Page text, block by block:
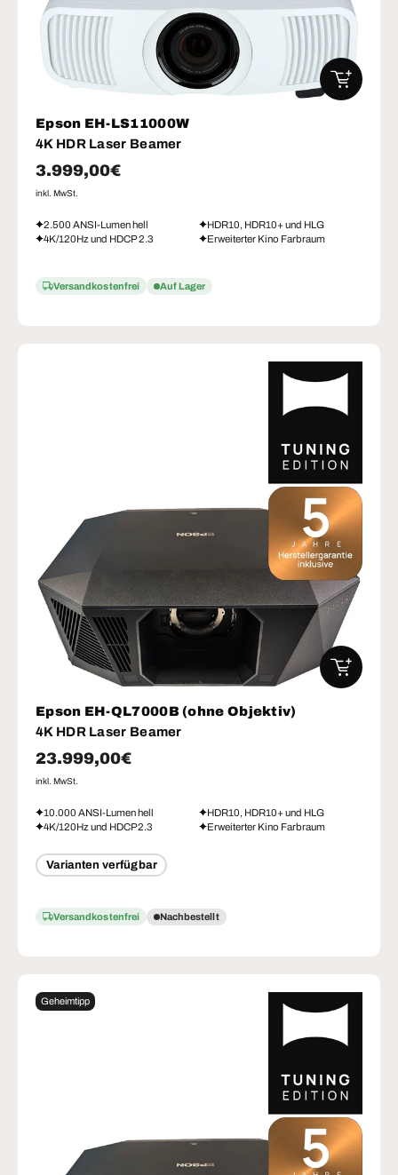
Epson EH-LS11000W
4K HDR Laser Beamer
Normaler Preis
3.999,00€
inkl. MwSt.
2.500 ANSI-Lumen hell
HDR10, HDR10+ und HLG
4K/120Hz und HDCP 2.3
Erweiterter Kino Farbraum
Versandkostenfrei Auf Lager
IN DEN
Epson EH-QL7000B (ohne Objektiv)
4K HDR Laser Beamer
Normaler Preis
23.999,00€
inkl. MwSt.
10.000 ANSI-Lumen hell
HDR10, HDR10+ und HLG
4K/120Hz und HDCP2.3
Erweiterter Kino Farbraum
Varianten verfügbar
Versandkostenfrei Nachbestellt
IN DEN
Geheimtipp